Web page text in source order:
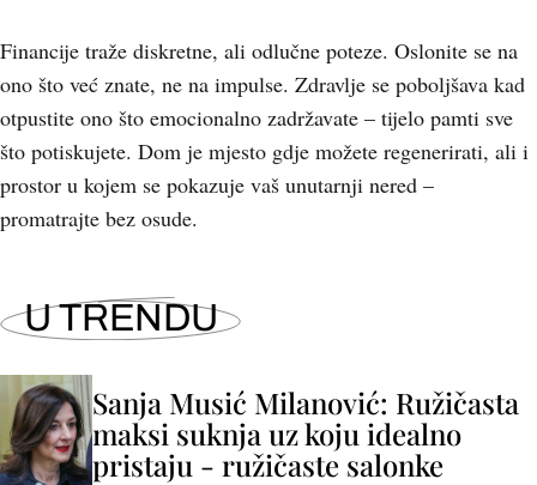
Financije traže diskretne, ali odlučne poteze. Oslonite se na
ono što već znate, ne na impulse. Zdravlje se poboljšava kad
otpustite ono što emocionalno zadržavate – tijelo pamti sve
što potiskujete. Dom je mjesto gdje možete regenerirati, ali i
prostor u kojem se pokazuje vaš unutarnji nered –
promatrajte bez osude.
U TRENDU
Sanja Musić Milanović: Ružičasta
maksi suknja uz koju idealno
pristaju - ružičaste salonke